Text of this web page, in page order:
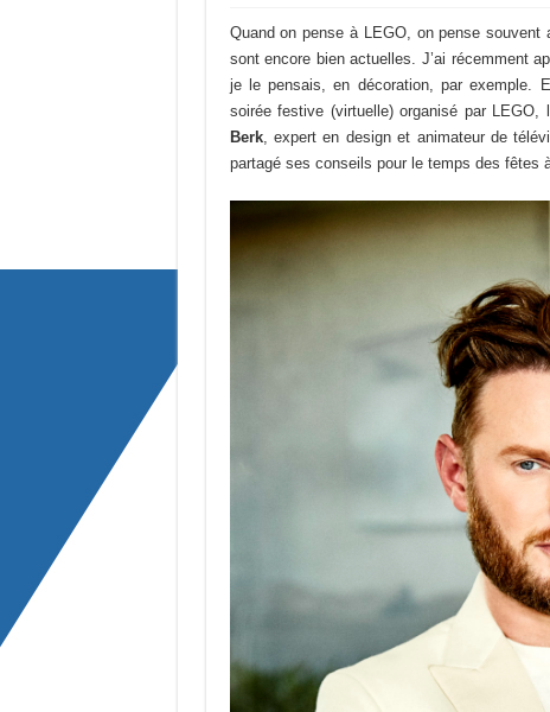
Quand on pense à LEGO, on pense
sont encore bien actuelles. J’ai récemment
je le pensais, en décoration, par exemple.
soirée festive (virtuelle) organisé par
Berk, expert en design et animateur de
partagé ses conseils pour le temps des fêtes